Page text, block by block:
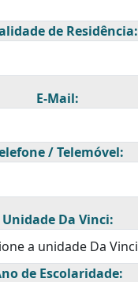
de Residência:
E-Mail:
/ Telemóvel:
Unidade Da Vinci:
de Escolaridade: